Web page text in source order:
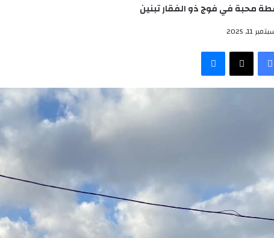
محبة في فوج ذو الفقار تبنين
11, 2025
فيسبوك
‫X ماسنجر